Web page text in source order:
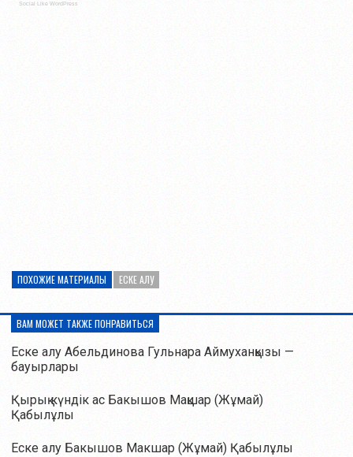
Social Like WordPress
ПОХОЖИЕ МАТЕРИАЛЫ ЕСКЕ АЛУ
ВАМ МОЖЕТ ТАКЖЕ ПОНРАВИТЬСЯ
Еске алу Абельдинова Гульнара Аймуханқызы —
бауырлары
Қырық күндік ас Бакышов Мақшар (Жұмай)
Қабылұлы
Еске алу Бакышов Макшар (Жұмай) Қабылұлы